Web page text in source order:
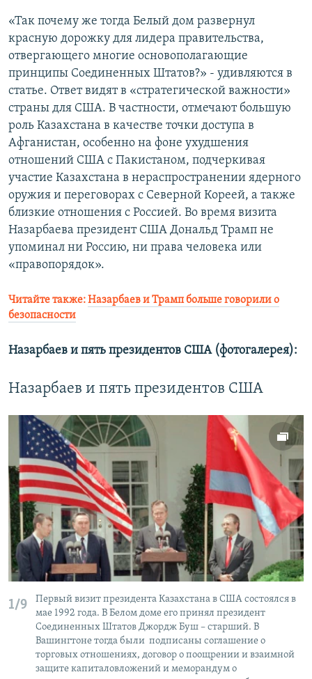
«Так почему же тогда Белый дом развернул
красную дорожку для лидера правительства,
отвергающего многие основополагающие
принципы Соединенных Штатов?» - удивляются в
статье. Ответ видят в «стратегической важности»
страны для США. В частности, отмечают большую
роль Казахстана в качестве точки доступа в
Афганистан, особенно на фоне ухудшения
отношений США с Пакистаном, подчеркивая
участие Казахстана в нераспространении ядерного
оружия и переговорах с Северной Кореей, а также
близкие отношения с Россией. Во время визита
Назарбаева президент США Дональд Трамп не
упоминал ни Россию, ни права человека или
«правопорядок».
Читайте также:Назарбаев и Трамп больше говорили о
безопасности
Назарбаев и пять президентов США (фотогалерея):
Назарбаев и пять президентов США
1/9
Первый визит президента Казахстана в США состоялся в
мае 1992 года. В Белом доме его принял президент
Соединенных Штатов Джордж Буш – старший. В
Вашингтоне тогда были подписаны соглашение о
торговых отношениях, договор о поощрении и взаимной
защите капиталовложений и меморандум о